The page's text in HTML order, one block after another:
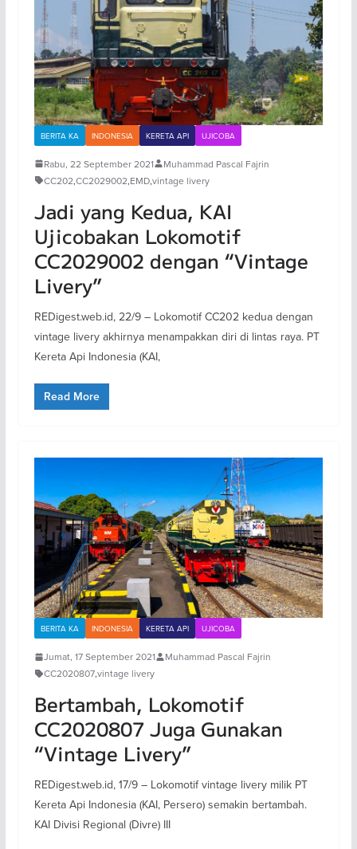
BERITA KA INDONESIA KERETA API UJICOBA
Rabu, 22 September 2021
Muhammad Pascal Fajrin
CC202,CC2029002,EMD,vintage livery
Jadi yang Kedua, KAI
Ujicobakan Lokomotif
CC2029002 dengan “Vintage
Livery”
REDigest.web.id, 22/9 – Lokomotif CC202 kedua dengan
vintage livery akhirnya menampakkan diri di lintas raya. PT
Kereta Api Indonesia (KAI,
Read More
BERITA KA INDONESIA KERETA API UJICOBA
Jumat, 17 September 2021
Muhammad Pascal Fajrin
CC2020807,vintage livery
Bertambah, Lokomotif
CC2020807 Juga Gunakan
“Vintage Livery”
REDigest.web.id, 17/9 – Lokomotif vintage livery milik PT
Kereta Api Indonesia (KAI, Persero) semakin bertambah.
KAI Divisi Regional (Divre) III